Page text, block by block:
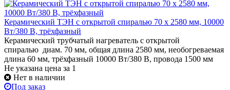
Керамический ТЭН с открытой спиралью 70 х 2580 мм, 10000
Вт/380 В, трёхфазный
Керамический трубчатый нагреватель с открытой
спиралью диам. 70 мм, общая длина 2580 мм, необогреваемая
длина 60 мм, трёхфазный 10000 Вт/380 В, провода 1500 мм
Не указана цена за 1
Нет в наличии
Под заказ